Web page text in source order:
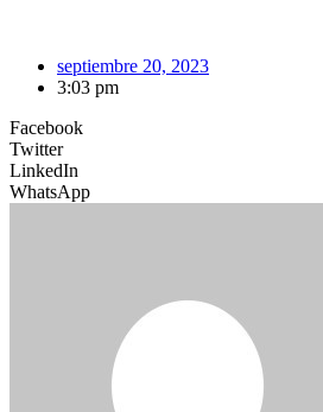
septiembre 20, 2023
3:03 pm
Facebook
Twitter
LinkedIn
WhatsApp